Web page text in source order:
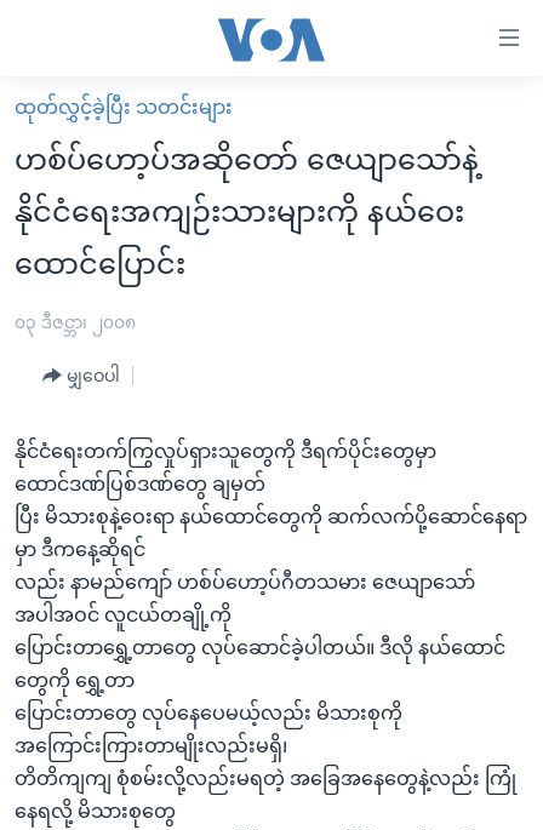
လွယ်ကူ
စေ
သည့်
Link
များ
ပင်မ
ကြည့်
ရန်
ပင်မ
အ
ညွန်း
စာမျက်နှာ
သို့
ကျော်
ကြည့်
ရန်
ရှာဖွေ
ရန်
မူလစာမျက်နှာ
မြန်မာ
ကမ္ဘာ့သတင်းများ
နိုင်ငံတကာ
အစ္စရေး-ပါလက်စတိုင်း
ဗွီဒီယို
အင်္ဂလိပ်စာလေ့လာမယ်
မကြေးမုံရဲ့ အင်္ဂလိပ်စာ
ရုပ်ရှင်ထဲက အင်္ဂလိပ်စာ
သုတပဒေသာ အင်္ဂလိပ်စာ
ရေဒီယို
တီဗွီ
ရေဒီယိုနှင့်ရုပ်သံ အချက်အလက်များ
ရေဒီယို/တီဗွီအစီအစဉ်
Learning English
ဗွီအိုအေ လူမှုကွန်ယက်များ
ဘာသာစကားများ
ထုတ်လွှင့်ခဲ့ပြီး သတင်းများ
ဟစ်ပ်ဟော့ပ်အဆိုတော် ဇေယျာသော်နဲ့
နိုင်ငံရေးအကျဉ်းသားများကို နယ်ဝေး
ထောင်ပြောင်း
၀၃ ဒီဇင္ဘာ၊ ၂၀၀၈
မျှဝေပါ
နိုင်ငံရေးတက်ကြွလှုပ်ရှားသူတွေကို ဒီရက်ပိုင်းတွေမှာ
ထောင်ဒဏ်ပြစ်ဒဏ်တွေ ချမှတ်
ပြီး မိသားစုနဲ့ဝေးရာ နယ်ထောင်တွေကို ဆက်လက်ပို့ဆောင်နေရာ
မှာ ဒီကနေ့ဆိုရင်
လည်း နာမည်ကျော် ဟစ်ပ်ဟော့ပ်ဂီတသမား ဇေယျာသော်
အပါအဝင် လူငယ်တချို့ကို
ပြောင်းတာရွှေ့တာတွေ လုပ်ဆောင်ခဲ့ပါတယ်။ ဒီလို နယ်ထောင်
တွေကို ရွှေ့တာ
ပြောင်းတာတွေ လုပ်နေပေမယ့်လည်း မိသားစုကို
အကြောင်းကြားတာမျိုးလည်းမရှိ၊
တိတိကျကျ စုံစမ်းလို့လည်းမရတဲ့ အခြေအနေတွေနဲ့လည်း ကြုံ
နေရလို့ မိသားစုတွေ